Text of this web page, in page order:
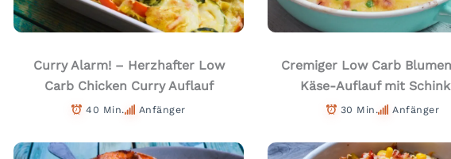
Curry Alarm! – Herzhafter Low
Carb Chicken Curry Auflauf
40 Min. Anfänger
Cremiger Low Carb
Käse-Auflauf mit
30 Min. Anfänger